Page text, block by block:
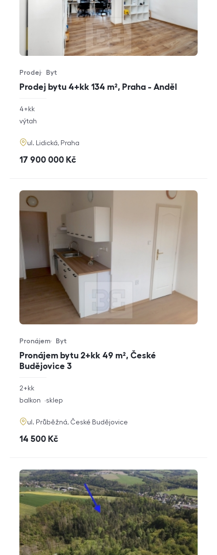
Prodej bytu 4+kk 134 m², Praha - Anděl
Typ nabídky
Prodej
Typ nemovitosti
Byt
rozměry
dispozice
4+kk
funkce
výtah
adresa
ul. Lidická, Praha
cena
17 900 000 Kč
Pronájem bytu 2+kk 49 m², České
Budějovice 3
Typ nabídky
Pronájem
Typ nemovitosti
Byt
rozměry
dispozice
2+kk
funkce
balkon sklep
adresa
ul. Průběžná, České Budějovice
cena
14 500 Kč